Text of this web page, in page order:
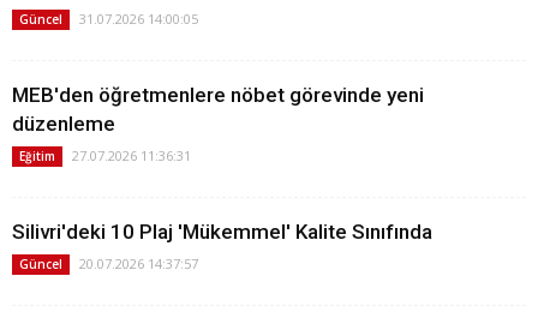
Güncel 31.07.2026 14:00:05
MEB'den öğretmenlere nöbet görevinde yeni
düzenleme
Eğitim 27.07.2026 11:36:31
Silivri'deki 10 Plaj 'Mükemmel' Kalite Sınıfında
Güncel 20.07.2026 14:37:57